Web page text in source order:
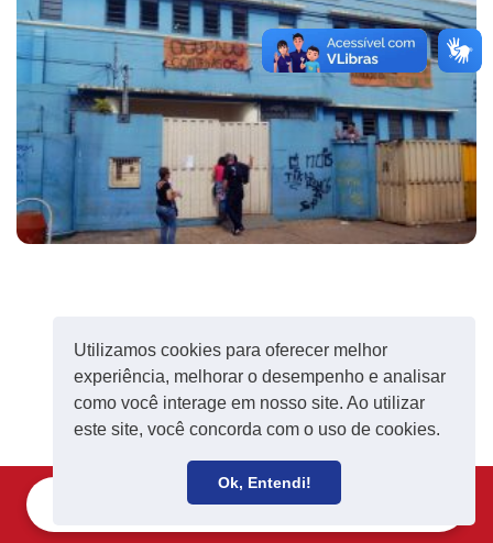
Utilizamos cookies para oferecer melhor
experiência, melhorar o desempenho e analisar
como você interage em nosso site. Ao utilizar
este site, você concorda com o uso de cookies.
Ok, Entendi!
Receba notícias